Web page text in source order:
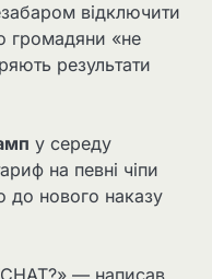
відключити
громадяни «не
результати
у середу
на певні чіпи
до нового наказу